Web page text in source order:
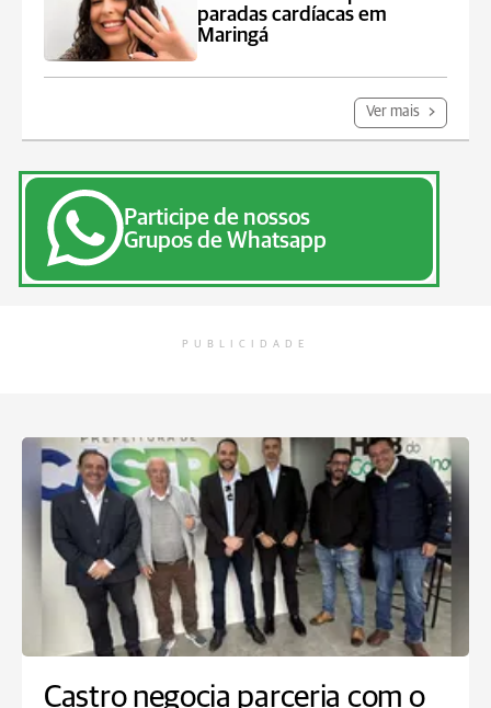
paradas cardíacas em
Maringá
Ver mais
Participe de nossos
Grupos de Whatsapp
PUBLICIDADE
Castro negocia parceria com o